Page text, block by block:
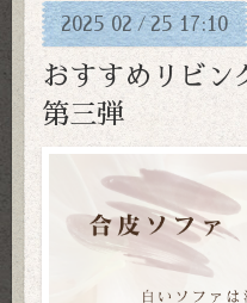
2025 02 /25 17:10
おすすめリビ
第三弾